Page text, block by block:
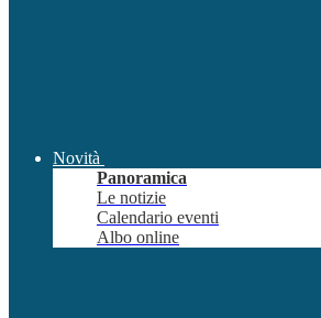
Novità
Panoramica
Le notizie
Calendario eventi
Albo online